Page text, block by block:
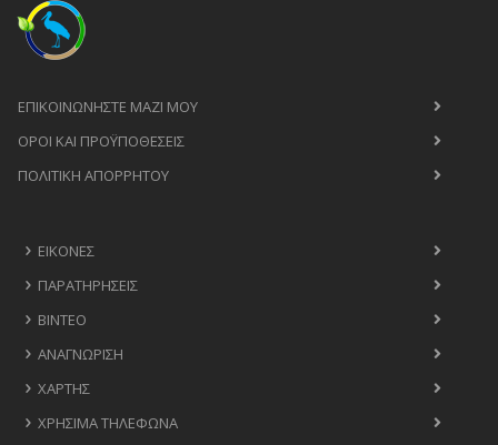
ΕΠΙΚΟΙΝΩΝΉΣΤΕ ΜΑΖΊ ΜΟΥ
ΟΡΟΙ ΚΑΙ ΠΡΟΫΠΟΘΈΣΕΙΣ
ΠΟΛΙΤΙΚΉ ΑΠΟΡΡΉΤΟΥ
ΕΙΚΌΝΕΣ
ΠΑΡΑΤΗΡΉΣΕΙΣ
ΒΊΝΤΕΟ
ΑΝΑΓΝΏΡΙΣΗ
ΧΆΡΤΗΣ
ΧΡΉΣΙΜΑ ΤΗΛΈΦΩΝΑ